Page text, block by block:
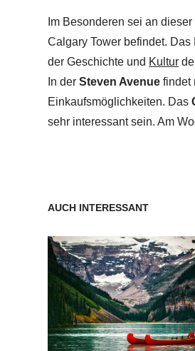
Im Besonderen sei an
Calgary Tower befindet.
der Geschichte und Kultur
In derSteven Avenue findet
Einkaufsmöglichkeiten. Das
sehr interessant sein. Am
AUCH INTERESSANT